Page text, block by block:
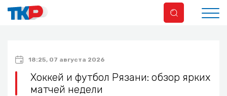
18:25, 07 августа 2026
Хоккей и футбол Рязани: обзор ярких
матчей недели